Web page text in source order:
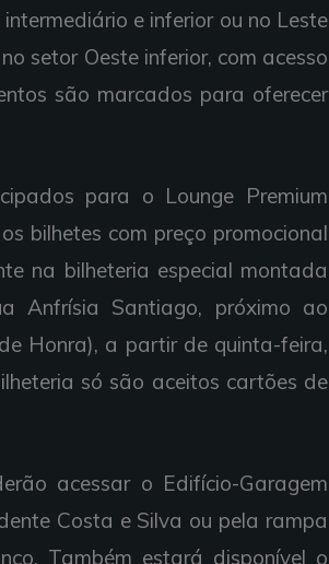
e inferior ou no Leste
setor Oeste inferior, com acesso
são marcados para oferecer
para o Lounge Premium
bilhetes com preço promocional
na bilheteria especial montada
Anfrísia Santiago, próximo ao
Honra), a partir de quinta-feira,
só são aceitos cartões de
acessar o Edifício-Garagem
Costa e Silva ou pela rampa
Também estará disponível o